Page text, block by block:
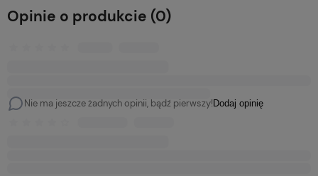
Opinie o produkcie (0)
Nie ma jeszcze żadnych opinii, bądź pierwszy! Dodaj opinię